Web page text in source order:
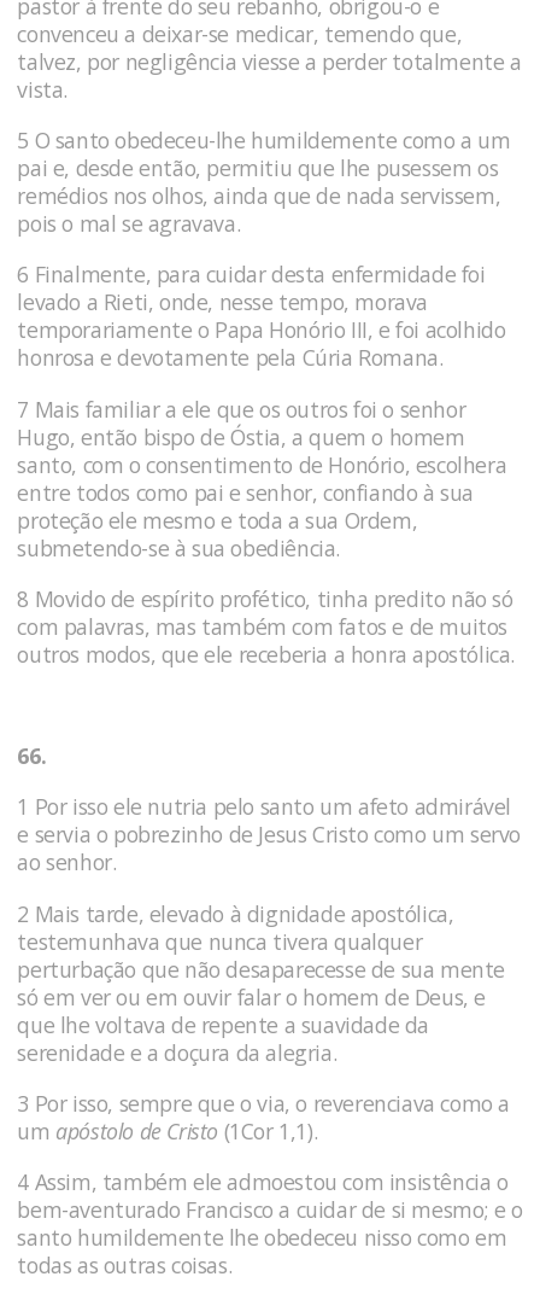
pastor à frente do seu rebanho, obrigou-o e
convenceu a deixar-se medicar, temendo que,
talvez, por negligência viesse a perder totalmente a
vista.
5 O santo obedeceu-lhe humildemente como a um
pai e, desde então, permitiu que lhe pusessem os
remédios nos olhos, ainda que de nada servissem,
pois o mal se agravava.
6 Finalmente, para cuidar desta enfermidade foi
levado a Rieti, onde, nesse tempo, morava
temporariamente o Papa Honó­rio III, e foi acolhido
honrosa e devotamente pela Cúria Romana.
7 Mais familiar a ele que os outros foi o senhor
Hugo, en­tão bispo de Óstia, a quem o homem
santo, com o consentimento de Honório, escolhera
entre todos como pai e senhor, confiando à sua
prote­ção ele mesmo e toda a sua Ordem,
submetendo-se à sua obediência.
8 Movido de espírito profético, tinha predito não só
com palavras, mas também com fatos e de muitos
outros modos, que ele receberia a honra apostólica.
66.
1 Por isso ele nutria pelo santo um afeto admirável
e servia o pobrezinho de Jesus Cristo como um servo
ao senhor.
2 Mais tarde, elevado à dignidade apostóli­ca,
testemunhava que nunca tivera qualquer
perturbação que não desaparecesse de sua mente
só em ver ou em ouvir falar o homem de Deus, e
que lhe voltava de repente a suavidade da
serenidade e a doçura da alegria.
3 Por isso, sempre que o via, o reverenciava como a
um apóstolo de Cristo (1Cor 1,1).
4 Assim, também ele admoestou com insistência o
bem-aventurado Francisco a cuidar de si mesmo; e o
santo humildemente lhe obedeceu nisso como em
todas as outras coisas.